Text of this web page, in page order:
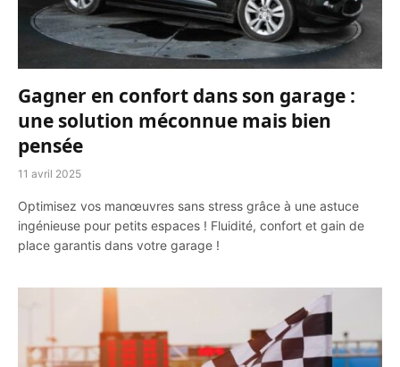
Gagner en confort dans son garage :
une solution méconnue mais bien
pensée
11 avril 2025
Optimisez vos manœuvres sans stress grâce à une astuce
ingénieuse pour petits espaces ! Fluidité, confort et gain de
place garantis dans votre garage !